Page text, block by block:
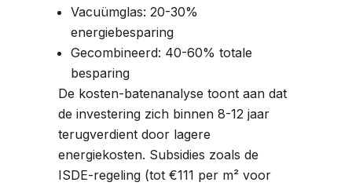
Vacuümglas: 20-30%
energiebesparing
Gecombineerd: 40-60% totale
besparing
De kosten-batenanalyse toont aan dat
de investering zich binnen 8-12 jaar
terugverdient door lagere
energiekosten. Subsidies zoals de
ISDE-regeling (tot €111 per m² voor